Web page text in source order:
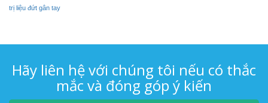
trị liệu đứt gân tay
Hãy liên hệ với chúng tôi nếu có thắc
mắc và đóng góp ý kiến